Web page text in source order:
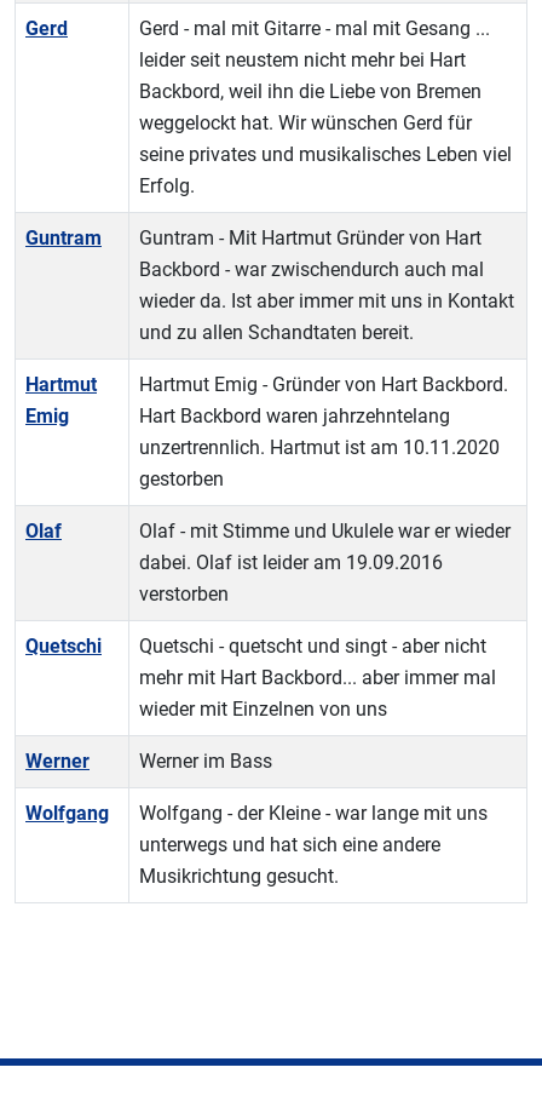
Gerd
Gerd - mal mit Gitarre - mal mit Gesang ...
leider seit neustem nicht mehr bei Hart
Backbord, weil ihn die Liebe von Bremen
weggelockt hat. Wir wünschen Gerd für
seine privates und musikalisches Leben viel
Erfolg.
Guntram
Guntram - Mit Hartmut Gründer von Hart
Backbord - war zwischendurch auch mal
wieder da. Ist aber immer mit uns in Kontakt
und zu allen Schandtaten bereit.
Hartmut
Emig
Hartmut Emig - Gründer von Hart Backbord.
Hart Backbord waren jahrzehntelang
unzertrennlich. Hartmut ist am 10.11.2020
gestorben
Olaf
Olaf - mit Stimme und Ukulele war er wieder
dabei. Olaf ist leider am 19.09.2016
verstorben
Quetschi
Quetschi - quetscht und singt - aber nicht
mehr mit Hart Backbord... aber immer mal
wieder mit Einzelnen von uns
Werner Werner im Bass
Wolfgang
Wolfgang - der Kleine - war lange mit uns
unterwegs und hat sich eine andere
Musikrichtung gesucht.